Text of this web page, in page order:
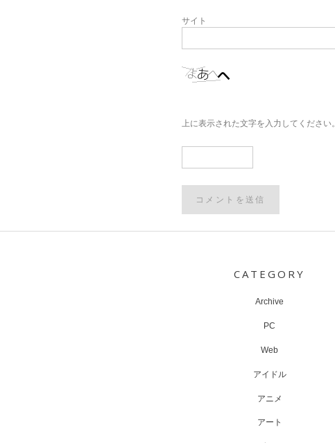
サイト
上に表示された文字を入力してください。
CATEGORY
Archive
PC
Web
アイドル
アニメ
アート